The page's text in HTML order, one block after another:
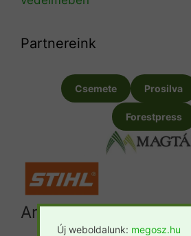
Partnereink
Csemete Prosilva
Forestpress
Archívum
Új weboldalunk: megosz.hu